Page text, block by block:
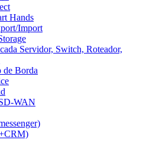
Hands
Import
Servidor, Switch, Roteador,
de Borda
WAN